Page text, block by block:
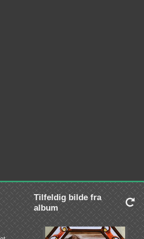
Tilfeldig bilde fra
album
